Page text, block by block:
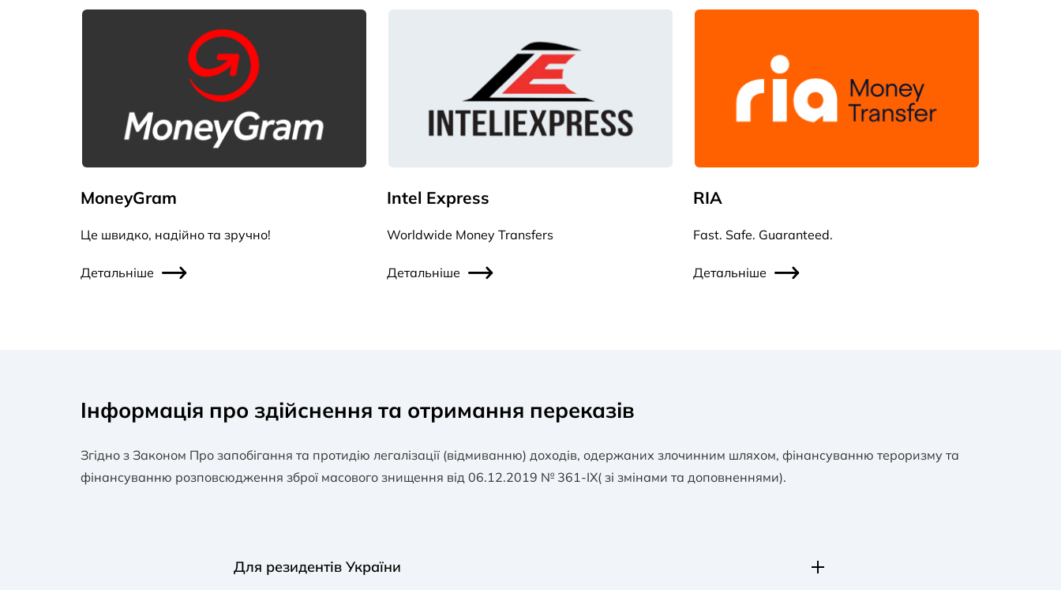
MoneyGram
Це швидко, надійно та зручно!
Детальніше
Intel Express
Worldwide Money Transfers
Детальніше
RIA
Fast. Safe. Guaranteed.
Детальніше
Інформація про здійснення та отримання переказів
Згідно з Законом Про запобігання та протидію легалізації (відмиванню) доходів, одержаних злочинним шляхом, фінансуванню тероризму та
фінансуванню розповсюдження зброї масового знищення від 06.12.2019 № 361-IX( зі змінами та доповненнями).
Для резидентів України